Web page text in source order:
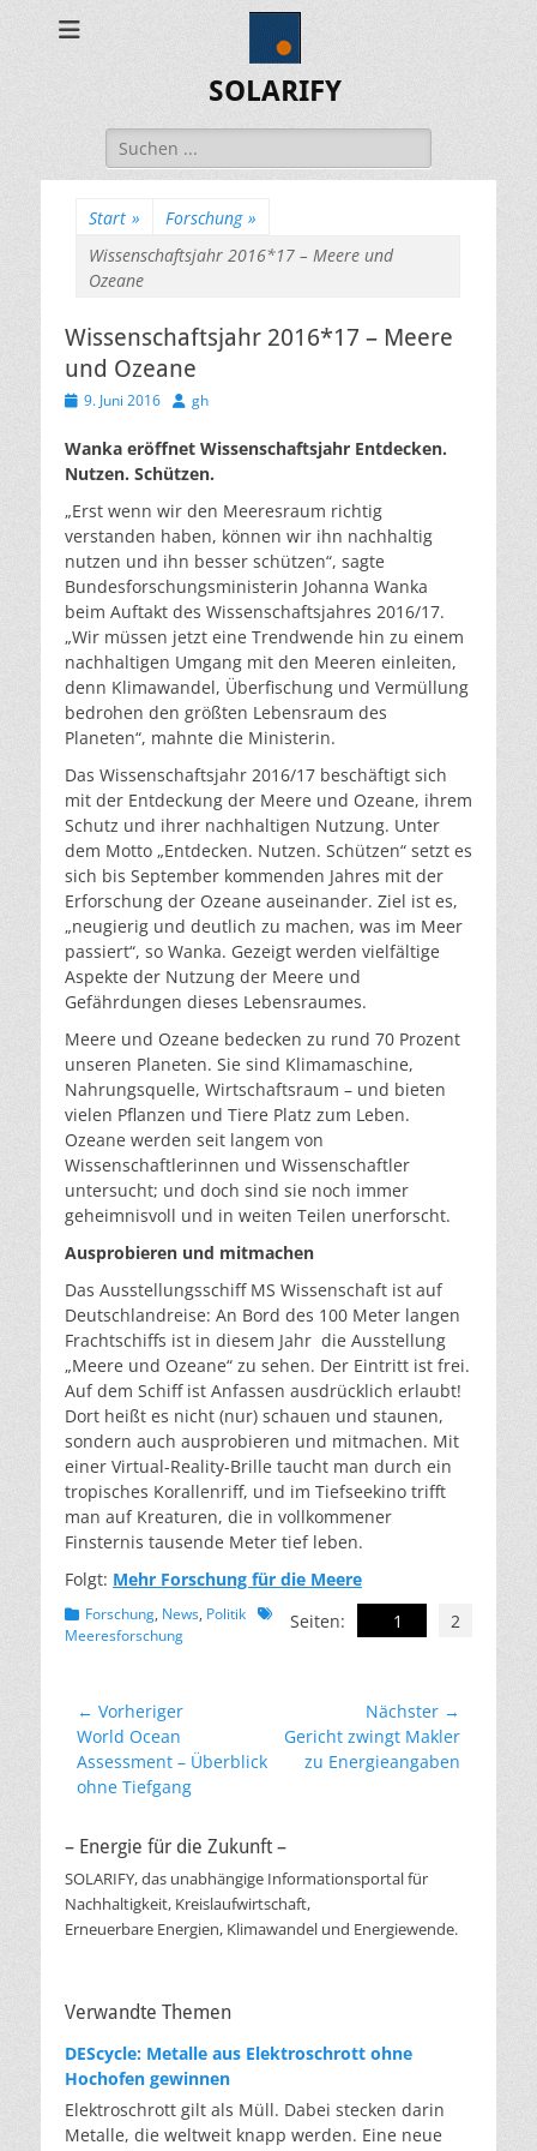
SOLARIFY
Suchen
nach:
Start » Forschung »
Wissenschaftsjahr 2016*17 – Meere und
Ozeane
Wissenschaftsjahr 2016*17 – Meere
und Ozeane
Veröffentlicht
9. Juni 2016 Autor
gh
Wanka eröffnet Wissenschaftsjahr Entdecken.
Nutzen. Schützen.
„Erst wenn wir den Meeresraum richtig
verstanden haben, können wir ihn nachhaltig
nutzen und ihn besser schützen“, sagte
Bundesforschungsministerin Johanna Wanka
beim Auftakt des Wissenschaftsjahres 2016/17.
„Wir müssen jetzt eine Trendwende hin zu einem
nachhaltigen Umgang mit den Meeren einleiten,
denn Klimawandel, Überfischung und Vermüllung
bedrohen den größten Lebensraum des
Planeten“, mahnte die Ministerin.
Das Wissenschaftsjahr 2016/17 beschäftigt sich
mit der Entdeckung der Meere und Ozeane, ihrem
Schutz und ihrer nachhaltigen Nutzung. Unter
dem Motto „Entdecken. Nutzen. Schützen“ setzt es
sich bis September kommenden Jahres mit der
Erforschung der Ozeane auseinander. Ziel ist es,
„neugierig und deutlich zu machen, was im Meer
passiert“, so Wanka. Gezeigt werden vielfältige
Aspekte der Nutzung der Meere und
Gefährdungen dieses Lebensraumes.
Meere und Ozeane bedecken zu rund 70 Prozent
unseren Planeten. Sie sind Klimamaschine,
Nahrungsquelle, Wirtschaftsraum – und bieten
vielen Pflanzen und Tiere Platz zum Leben.
Ozeane werden seit langem von
Wissenschaftlerinnen und Wissenschaftler
untersucht; und doch sind sie noch immer
geheimnisvoll und in weiten Teilen unerforscht.
Ausprobieren und mitmachen
Das Ausstellungsschiff MS Wissenschaft ist auf
Deutschlandreise: An Bord des 100 Meter langen
Frachtschiffs ist in diesem Jahr die Ausstellung
„Meere und Ozeane“ zu sehen. Der Eintritt ist frei.
Auf dem Schiff ist Anfassen ausdrücklich erlaubt!
Dort heißt es nicht (nur) schauen und staunen,
sondern auch ausprobieren und mitmachen. Mit
einer Virtual-Reality-Brille taucht man durch ein
tropisches Korallenriff, und im Tiefseekino trifft
man auf Kreaturen, die in vollkommener
Finsternis tausende Meter tief leben.
Folgt: Mehr Forschung für die Meere
Seiten:
1 2
Kategorien
Forschung, News, Politik Schlagworte
Meeresforschung
Beitragsnavigation
← Vorheriger
Vorheriger
Beitrag:
World Ocean
Assessment – Überblick
ohne Tiefgang
Nächster →
Nächster
Beitrag:
Gericht zwingt Makler
zu Energieangaben
– Energie für die Zukunft –
SOLARIFY, das unabhängige Informationsportal für
Nachhaltigkeit, Kreislaufwirtschaft,
Erneuerbare Energien, Klimawandel und Energiewende.
Verwandte Themen
DEScycle: Metalle aus Elektroschrott ohne
Hochofen gewinnen
Elektroschrott gilt als Müll. Dabei stecken darin
Metalle, die weltweit knapp werden. Eine neue